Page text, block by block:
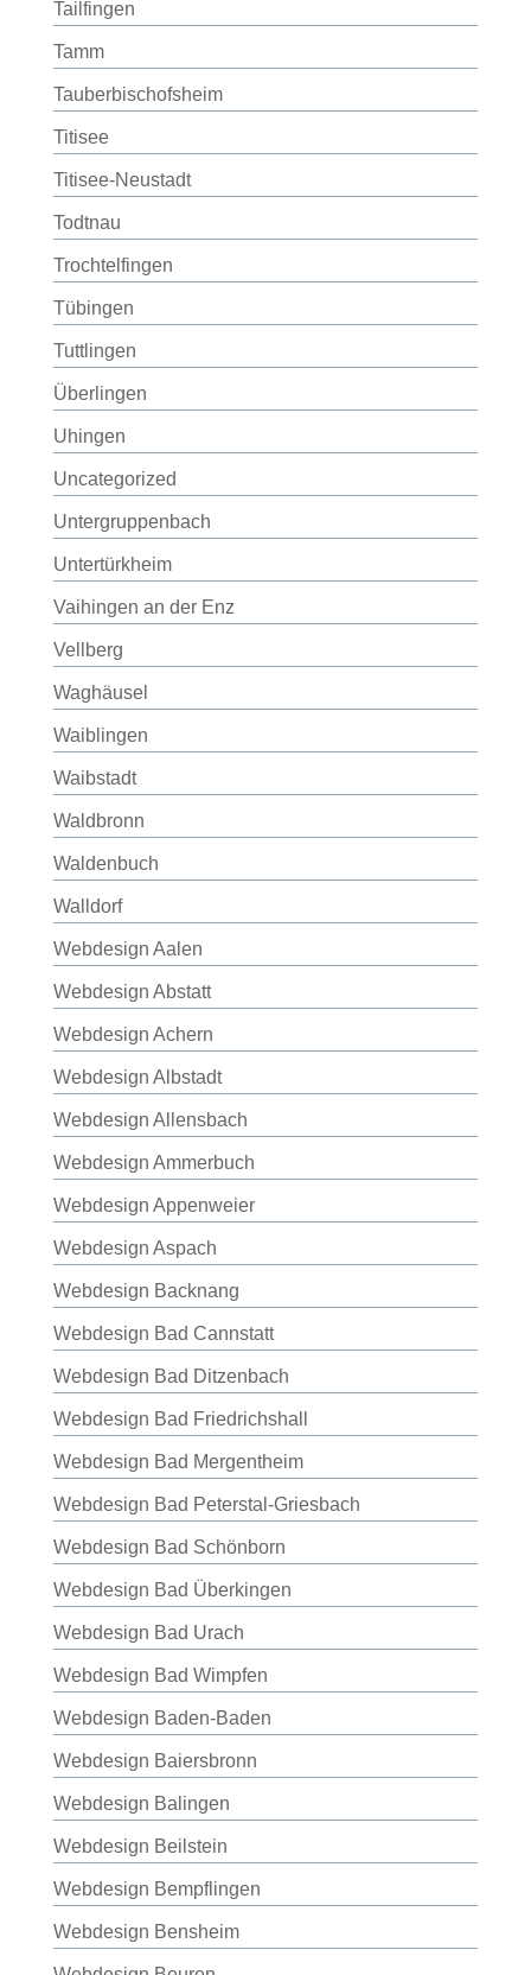
Tailfingen
Tamm
Tauberbischofsheim
Titisee
Titisee-Neustadt
Todtnau
Trochtelfingen
Tübingen
Tuttlingen
Überlingen
Uhingen
Uncategorized
Untergruppenbach
Untertürkheim
Vaihingen an der Enz
Vellberg
Waghäusel
Waiblingen
Waibstadt
Waldbronn
Waldenbuch
Walldorf
Webdesign Aalen
Webdesign Abstatt
Webdesign Achern
Webdesign Albstadt
Webdesign Allensbach
Webdesign Ammerbuch
Webdesign Appenweier
Webdesign Aspach
Webdesign Backnang
Webdesign Bad Cannstatt
Webdesign Bad Ditzenbach
Webdesign Bad Friedrichshall
Webdesign Bad Mergentheim
Webdesign Bad Peterstal-Griesbach
Webdesign Bad Schönborn
Webdesign Bad Überkingen
Webdesign Bad Urach
Webdesign Bad Wimpfen
Webdesign Baden-Baden
Webdesign Baiersbronn
Webdesign Balingen
Webdesign Beilstein
Webdesign Bempflingen
Webdesign Bensheim